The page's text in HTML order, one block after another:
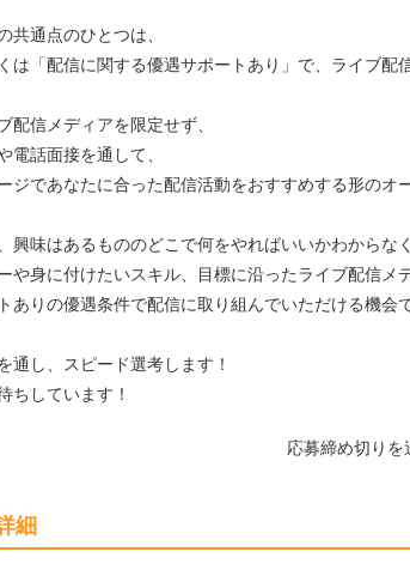
共通点のひとつは、
は「配信に関する優遇サポートあり」で、ライブ配
配信メディアを限定せず、
電話面接を通して、
ジであなたに合った配信活動をおすすめする形のオ
興味はあるもののどこで何をやればいいかわからな
や身に付けたいスキル、目標に沿ったライブ配信メ
ありの優遇条件で配信に取り組んでいただける機会で
通し、スピード選考します！
ちしています！
応募締め切りを
細